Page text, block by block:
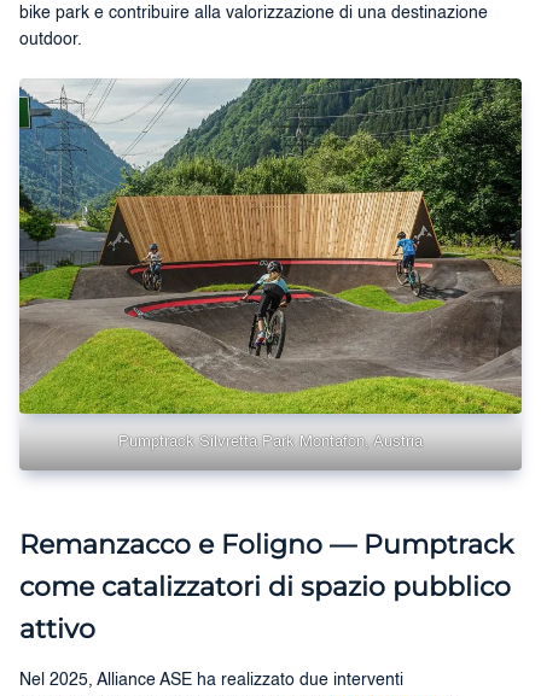
bike park e contribuire alla valorizzazione di una destinazione
outdoor.
Pumptrack Silvretta Park Montafon, Austria
Remanzacco e Foligno — Pumptrack
come catalizzatori di spazio pubblico
attivo
Nel 2025, Alliance ASE ha realizzato due interventi